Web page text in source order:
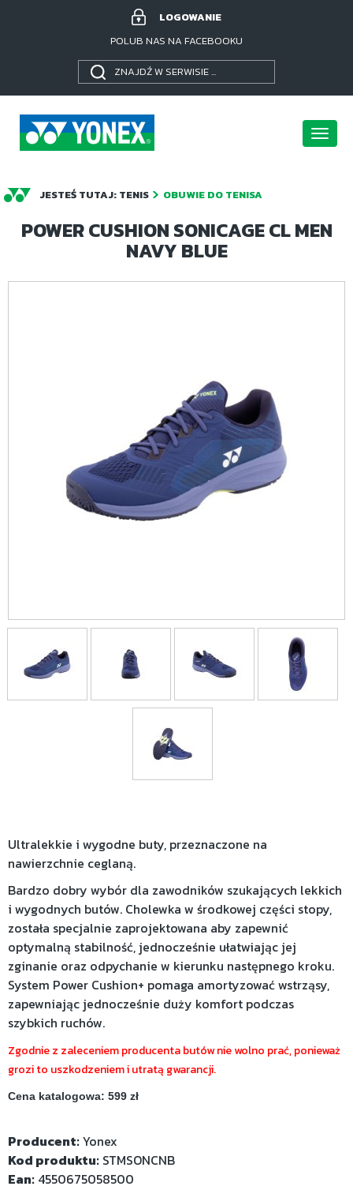
LOGOWANIE
POLUB NAS NA FACEBOOKU
menu
JESTEŚ TUTAJ: TENIS OBUWIE DO TENISA
POWER CUSHION SONICAGE CL MEN
NAVY BLUE
Ultralekkie i wygodne buty, przeznaczone na
nawierzchnie ceglaną.
Bardzo dobry wybór dla zawodników szukających lekkich
i wygodnych butów. Cholewka w środkowej części stopy,
została specjalnie zaprojektowana aby zapewnić
optymalną stabilność, jednocześnie ułatwiając jej
zginanie oraz odpychanie w kierunku następnego kroku.
System Power Cushion+ pomaga amortyzować wstrząsy,
zapewniając jednocześnie duży komfort podczas
szybkich ruchów.
Zgodnie z zaleceniem producenta butów nie wolno prać, ponieważ
grozi to uszkodzeniem i utratą gwarancji.
Cena katalogowa: 599 zł
Producent:Yonex
Kod produktu: STMSONCNB
Ean: 4550675058500